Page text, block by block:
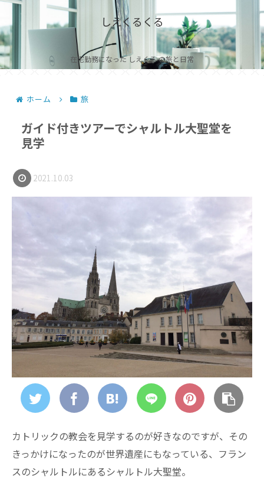
しえくるくる
在宅勤務になった しえくる の旅と日常
ホーム 旅
ガイド付きツアーでシャルトル大聖堂を
見学
2021.10.03
カトリックの教会を見学するのが好きなのですが、その
きっかけになったのが世界遺産にもなっている、フラン
スのシャルトルにあるシャルトル大聖堂。